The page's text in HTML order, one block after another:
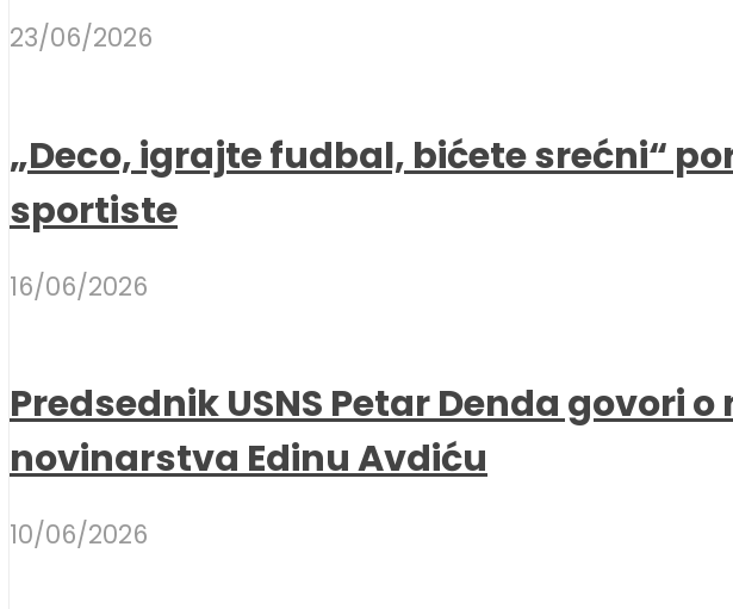
23/06/2026
„Deco, igrajte fudbal, bićete srećni“
sportiste
16/06/2026
Predsednik USNS Petar Denda govori
novinarstva Edinu Avdiću
10/06/2026